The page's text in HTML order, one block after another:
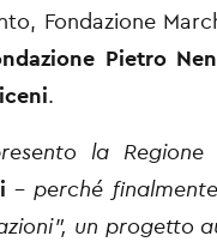
Fondazione
Pietro
.
la Regione
– perché
un progetto